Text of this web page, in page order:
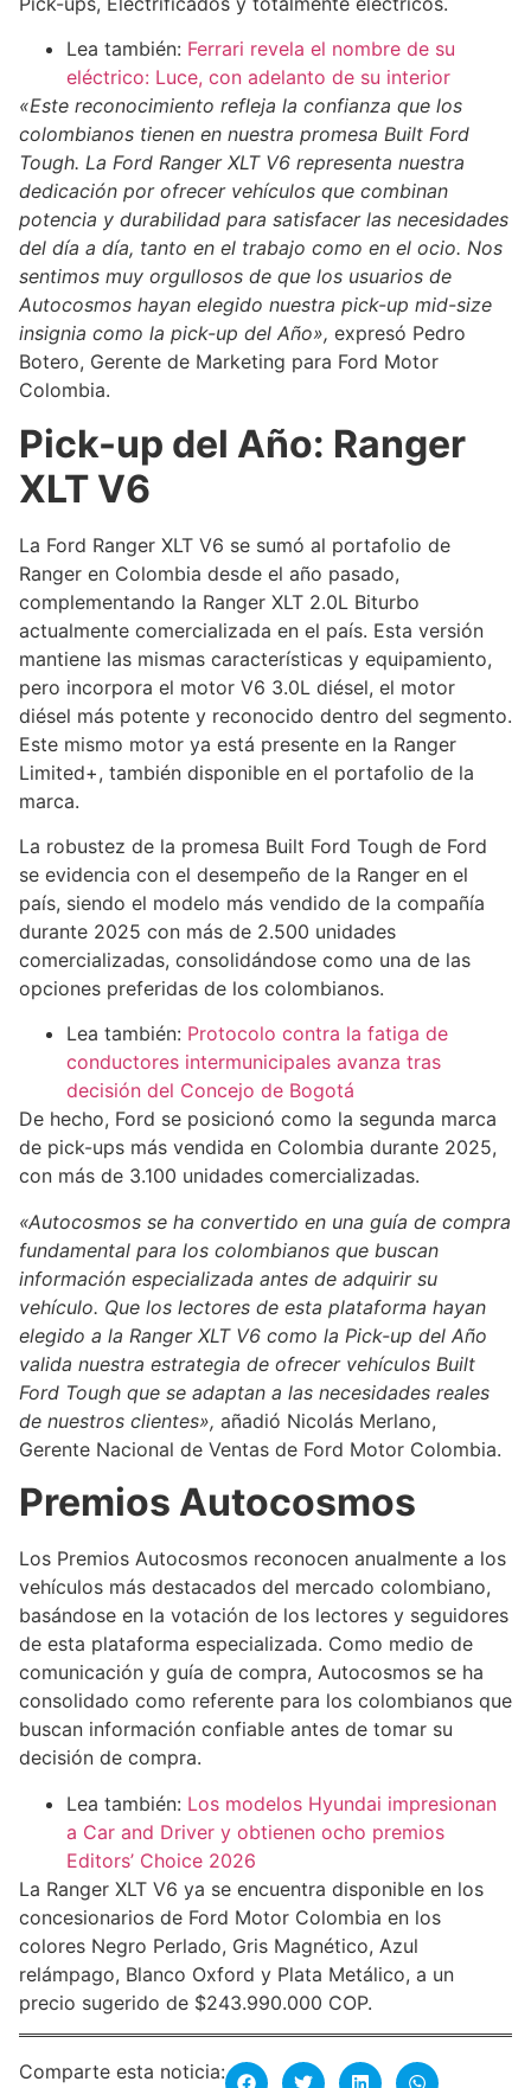
Lea también: Ferrari revela el nombre de su
eléctrico: Luce, con adelanto de su interior
«Este reconocimiento refleja la confianza que los
colombianos tienen en nuestra promesa Built Ford
Tough. La Ford Ranger XLT V6 representa nuestra
dedicación por ofrecer vehículos que combinan
potencia y durabilidad para satisfacer las necesidades
del día a día, tanto en el trabajo como en el ocio. Nos
sentimos muy orgullosos de que los usuarios de
Autocosmos hayan elegido nuestra pick-up mid-size
insignia como la pick-up del Año», expresó Pedro
Botero, Gerente de Marketing para Ford Motor
Colombia.
Pick-up del Año: Ranger
XLT V6
La Ford Ranger XLT V6 se sumó al portafolio de
Ranger en Colombia desde el año pasado,
complementando la Ranger XLT 2.0L Biturbo
actualmente comercializada en el país. Esta versión
mantiene las mismas características y equipamiento,
pero incorpora el motor V6 3.0L diésel, el motor
diésel más potente y reconocido dentro del segmento.
Este mismo motor ya está presente en la Ranger
Limited+, también disponible en el portafolio de la
marca.
La robustez de la promesa Built Ford Tough de Ford
se evidencia con el desempeño de la Ranger en el
país, siendo el modelo más vendido de la compañía
durante 2025 con más de 2.500 unidades
comercializadas, consolidándose como una de las
opciones preferidas de los colombianos.
Lea también: Protocolo contra la fatiga de
conductores intermunicipales avanza tras
decisión del Concejo de Bogotá
De hecho, Ford se posicionó como la segunda marca
de pick-ups más vendida en Colombia durante 2025,
con más de 3.100 unidades comercializadas.
«Autocosmos se ha convertido en una guía de compra
fundamental para los colombianos que buscan
información especializada antes de adquirir su
vehículo. Que los lectores de esta plataforma hayan
elegido a la Ranger XLT V6 como la Pick-up del Año
valida nuestra estrategia de ofrecer vehículos Built
Ford Tough que se adaptan a las necesidades reales
de nuestros clientes», añadió Nicolás Merlano,
Gerente Nacional de Ventas de Ford Motor Colombia.
Premios Autocosmos
Los Premios Autocosmos reconocen anualmente a los
vehículos más destacados del mercado colombiano,
basándose en la votación de los lectores y seguidores
de esta plataforma especializada. Como medio de
comunicación y guía de compra, Autocosmos se ha
consolidado como referente para los colombianos que
buscan información confiable antes de tomar su
decisión de compra.
Lea también: Los modelos Hyundai impresionan
a Car and Driver y obtienen ocho premios
Editors’ Choice 2026
La Ranger XLT V6 ya se encuentra disponible en los
concesionarios de Ford Motor Colombia en los
colores Negro Perlado, Gris Magnético, Azul
relámpago, Blanco Oxford y Plata Metálico, a un
precio sugerido de $243.990.000 COP.
Comparte esta noticia: